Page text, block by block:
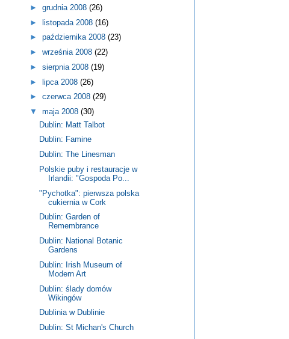
► grudnia 2008 (26)
► listopada 2008 (16)
► października 2008 (23)
► września 2008 (22)
► sierpnia 2008 (19)
► lipca 2008 (26)
► czerwca 2008 (29)
▼ maja 2008 (30)
Dublin: Matt Talbot
Dublin: Famine
Dublin: The Linesman
Polskie puby i restauracje w
Irlandii: "Gospoda Po...
"Pychotka": pierwsza polska
cukiernia w Cork
Dublin: Garden of
Remembrance
Dublin: National Botanic
Gardens
Dublin: Irish Museum of
Modern Art
Dublin: ślady domów
Wikingów
Dublinia w Dublinie
Dublin: St Michan's Church